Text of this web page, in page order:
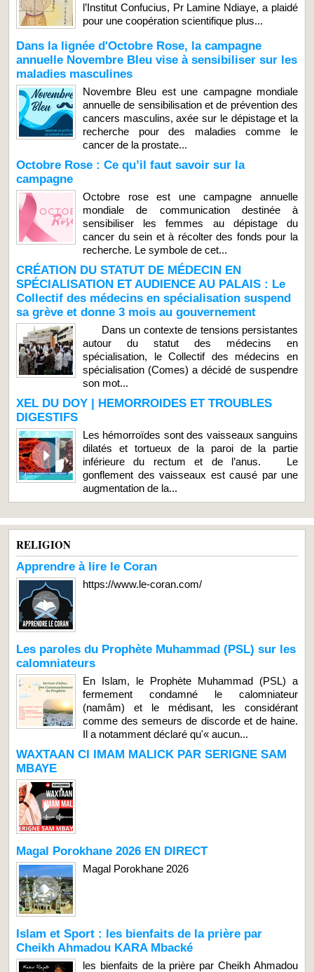
l’Institut Confucius, Pr Lamine Ndiaye, a plaidé
pour une coopération scientifique plus...
Dans la lignée d'Octobre Rose, la campagne
annuelle Novembre Bleu vise à sensibiliser sur les
maladies masculines
Novembre Bleu est une campagne mondiale
annuelle de sensibilisation et de prévention des
cancers masculins, axée sur le dépistage et la
recherche pour des maladies comme le
cancer de la prostate...
Octobre Rose : Ce qu’il faut savoir sur la
campagne
Octobre rose est une campagne annuelle
mondiale de communication destinée à
sensibiliser les femmes au dépistage du
cancer du sein et à récolter des fonds pour la
recherche. Le symbole de cet...
CRÉATION DU STATUT DE MÉDECIN EN
SPÉCIALISATION ET AUDIENCE AU PALAIS : Le
Collectif des médecins en spécialisation suspend
sa grève et donne 3 mois au gouvernement
Dans un contexte de tensions persistantes
autour du statut des médecins en
spécialisation, le Collectif des médecins en
spécialisation (Comes) a décidé de suspendre
son mot...
XEL DU DOY | HEMORROIDES ET TROUBLES
DIGESTIFS
Les hémorroïdes sont des vaisseaux sanguins
dilatés et tortueux de la paroi de la partie
inférieure du rectum et de l’anus. Le
gonflement des vaisseaux est causé par une
augmentation de la...
RELIGION
Apprendre à lire le Coran
https://www.le-coran.com/
Les paroles du Prophète Muhammad (PSL) sur les
calomniateurs
En Islam, le Prophète Muhammad (PSL) a
fermement condamné le calomniateur
(namâm) et le médisant, les considérant
comme des semeurs de discorde et de haine.
Il a notamment déclaré qu'« aucun...
WAXTAAN CI IMAM MALICK PAR SERIGNE SAM
MBAYE
Magal Porokhane 2026 EN DIRECT
Magal Porokhane 2026
Islam et Sport : les bienfaits de la prière par
Cheikh Ahmadou KARA Mbacké
les bienfaits de la prière par Cheikh Ahmadou